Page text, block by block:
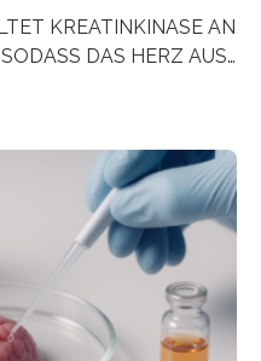
KREATINKINASE AN
DAS HERZ AUS
Herzinsuffizienz
der Energietransport bei
(HCM) versagen
der
Stresses
lassen. Würzburg. Die
(HCM) ist die häufigste
Sie führt dazu, dass